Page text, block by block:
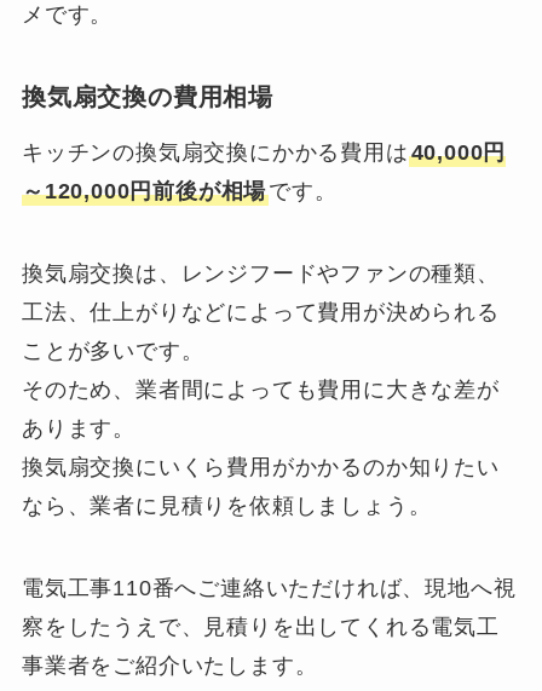
メです。
換気扇交換の費用相場
キッチンの換気扇交換にかかる費用は40,000円
～120,000円前後が相場です。
換気扇交換は、レンジフードやファンの種類、
工法、仕上がりなどによって費用が決められる
ことが多いです。
そのため、業者間によっても費用に大きな差が
あります。
換気扇交換にいくら費用がかかるのか知りたい
なら、業者に見積りを依頼しましょう。
電気工事110番へご連絡いただければ、現地へ視
察をしたうえで、見積りを出してくれる電気工
事業者をご紹介いたします。